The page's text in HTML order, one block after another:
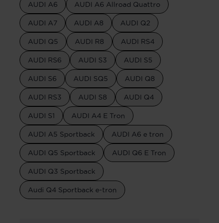
AUDI A6 AUDI A6 Allroad Quattro
AUDI A7 AUDI A8 AUDI Q2
AUDI Q5 AUDI R8 AUDI RS4
AUDI RS6 AUDI S3 AUDI S5
AUDI S6 AUDI SQ5 AUDI Q8
AUDI RS3 AUDI S8 AUDI Q4
AUDI S1 AUDI A4 E Tron
AUDI A5 Sportback AUDI A6 e tron
AUDI Q5 Sportback AUDI Q6 E Tron
AUDI Q3 Sportback
Audi Q4 Sportback e-tron